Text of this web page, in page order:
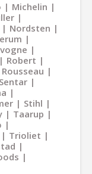
Michelin
Nordsten
Robert
Rousseau
Sentar
Stihl
Taarup
Trioliet